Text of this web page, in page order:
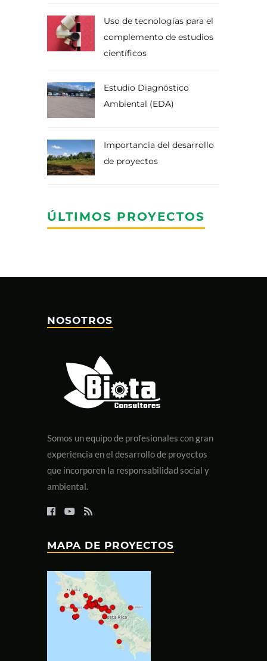
Uso de tecnologías para el
complemento de estudios
científicos
Estudio Diagnóstico
Ambiental (EDA)
Importancia del desarrollo
de proyectos
ÚLTIMOS PROYECTOS
NOSOTROS
Somos un equipo de profesionales con gran
experiencia en el desarrollo de proyectos
que incorporen la responsabilidad social y
ambiental.
MAPA DE PROYECTOS